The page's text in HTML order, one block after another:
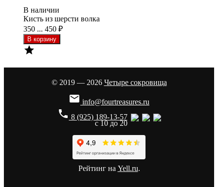
В наличии
Кисть из шерсти волка
350 ... 450 ₽

© 2019 — 2026 Четыре сокровища
 info@fourtreasures.ru
phone 8 (925) 189-13-57
с 10 до 20
Рейтинг на Yell.ru.